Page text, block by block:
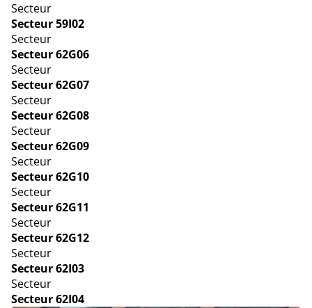
Secteur
Secteur 59I02
Secteur
Secteur 62G06
Secteur
Secteur 62G07
Secteur
Secteur 62G08
Secteur
Secteur 62G09
Secteur
Secteur 62G10
Secteur
Secteur 62G11
Secteur
Secteur 62G12
Secteur
Secteur 62I03
Secteur
Secteur 62I04